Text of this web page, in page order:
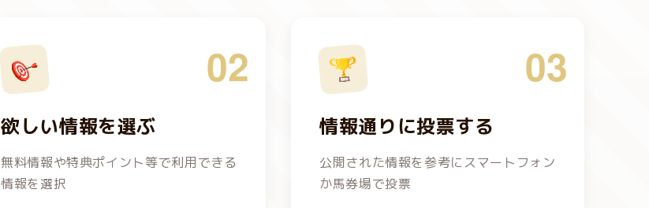
02
欲しい情報を選ぶ
無料情報や特典ポイント等で利用できる
情報を選択
03
情報通りに投票する
公開された情報を参考にスマートフォン
か馬券場で投票